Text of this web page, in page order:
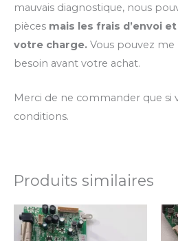
mauvais diagnostique, nous
pièces mais les frais d’envoi
votre charge. Vous pouvez me
besoin avant votre achat.
Merci de ne commander que si
conditions.
Produits similaires